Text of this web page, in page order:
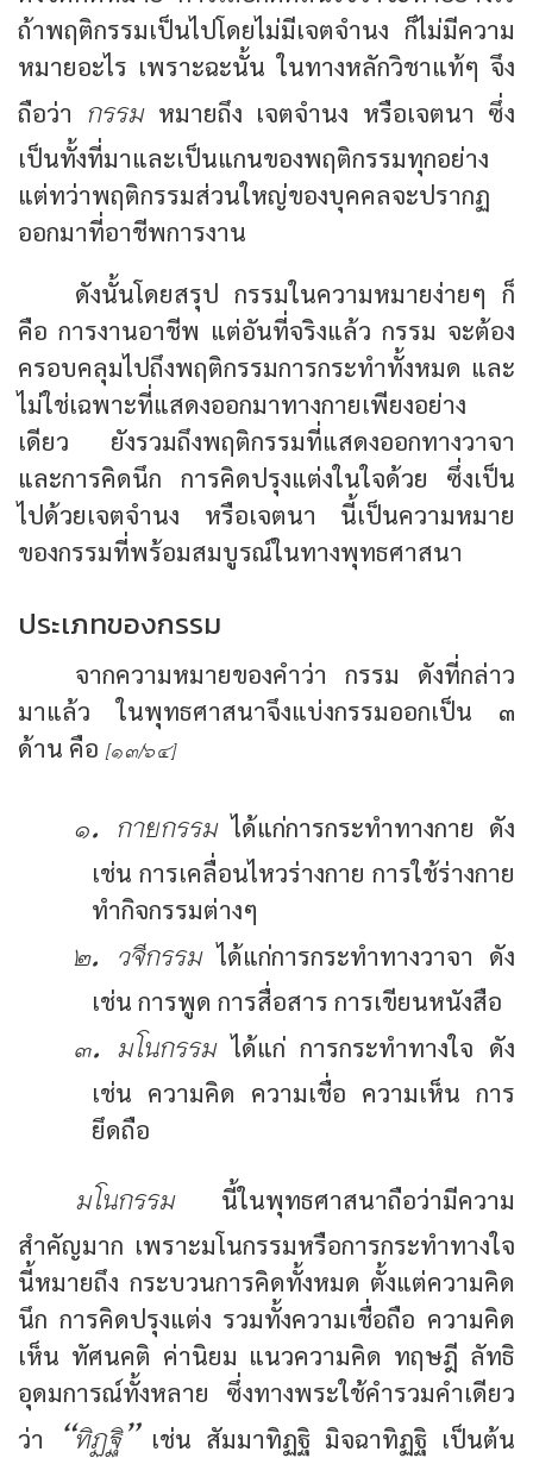
ถ้าพฤติกรรมเป็นไปโดยไม่มีเจตจำนง ก็ไม่มีความ
หมายอะไร เพราะฉะนั้น ในทางหลักวิชาแท้ๆ จึง
ถือว่า กรรมหมายถึง เจตจำนง หรือเจตนา ซึ่ง
เป็นทั้งที่มาและเป็นแกนของพฤติกรรมทุกอย่าง
แต่ทว่าพฤติกรรมส่วนใหญ่ของบุคคลจะปรากฏ
ออกมาที่อาชีพการงาน
ดังนั้นโดยสรุป กรรมในความหมายง่ายๆ ก็
คือ การงานอาชีพ แต่อันที่จริงแล้ว กรรม จะต้อง
ครอบคลุมไปถึงพฤติกรรมการกระทำทั้งหมด และ
ไม่ใช่เฉพาะที่แสดงออกมาทางกายเพียงอย่าง
เดียว ยังรวมถึงพฤติกรรมที่แสดงออกทางวาจา
และการคิดนึก การคิดปรุงแต่งในใจด้วย ซึ่งเป็น
ไปด้วยเจตจำนง หรือเจตนา นี้เป็นความหมาย
ของกรรมที่พร้อมสมบูรณ์ในทางพุทธศาสนา
ประเภทของกรรม
จากความหมายของคำว่า กรรม ดังที่กล่าว
มาแล้ว ในพุทธศาสนาจึงแบ่งกรรมออกเป็น ๓
ด้าน คือ [๑๓/๖๔]
๑. กายกรรมได้แก่การกระทำทางกาย ดัง
เช่น การเคลื่อนไหวร่างกาย การใช้ร่างกาย
ทำกิจกรรมต่างๆ
๒. วจีกรรมได้แก่การกระทำทางวาจา ดัง
เช่น การพูด การสื่อสาร การเขียนหนังสือ
๓. มโนกรรมได้แก่ การกระทำทางใจ ดัง
เช่น ความคิด ความเชื่อ ความเห็น การ
ยึดถือ
มโนกรรมนี้ในพุทธศาสนาถือว่ามีความ
สำคัญมาก เพราะมโนกรรมหรือการกระทำทางใจ
นี้หมายถึง กระบวนการคิดทั้งหมด ตั้งแต่ความคิด
นึก การคิดปรุงแต่ง รวมทั้งความเชื่อถือ ความคิด
เห็น ทัศนคติ ค่านิยม แนวความคิด ทฤษฎี ลัทธิ
อุดมการณ์ทั้งหลาย ซึ่งทางพระใช้คำรวมคำเดียว
ว่า
“ทิฏฐิ”เช่น สัมมาทิฏฐิ มิจฉาทิฏฐิ เป็นต้น